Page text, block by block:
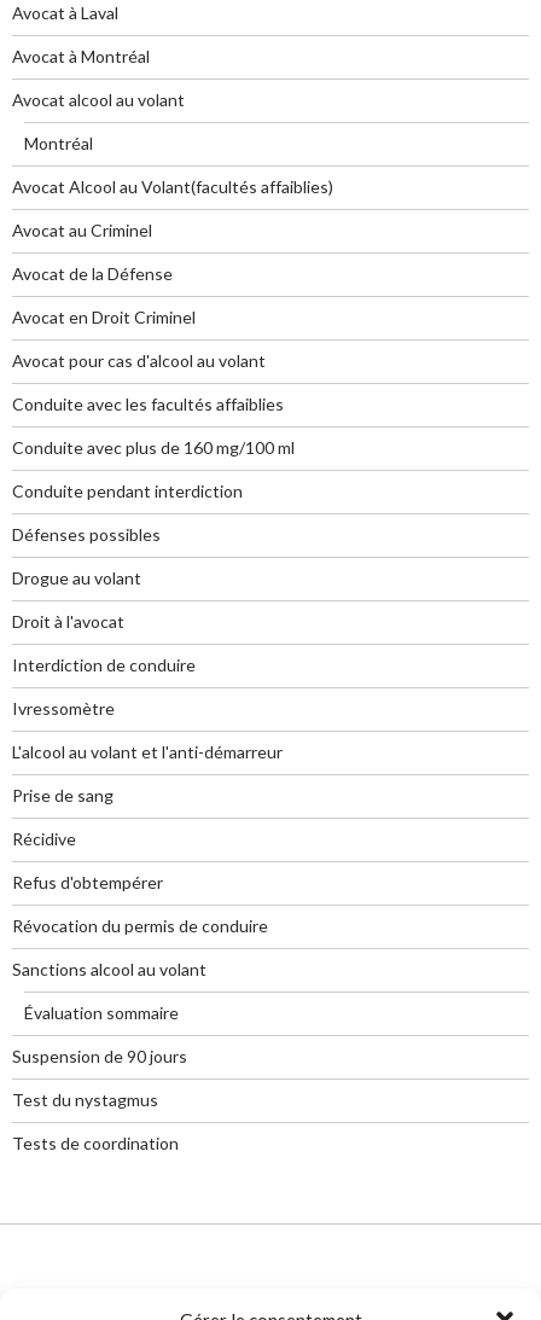
Avocat à Laval
Avocat à Montréal
Avocat alcool au volant
Montréal
Avocat Alcool au Volant(facultés affaiblies)
Avocat au Criminel
Avocat de la Défense
Avocat en Droit Criminel
Avocat pour cas d'alcool au volant
Conduite avec les facultés affaiblies
Conduite avec plus de 160 mg/100 ml
Conduite pendant interdiction
Défenses possibles
Drogue au volant
Droit à l'avocat
Interdiction de conduire
Ivressomètre
L'alcool au volant et l'anti-démarreur
Prise de sang
Récidive
Refus d'obtempérer
Révocation du permis de conduire
Sanctions alcool au volant
Évaluation sommaire
Suspension de 90 jours
Test du nystagmus
Tests de coordination